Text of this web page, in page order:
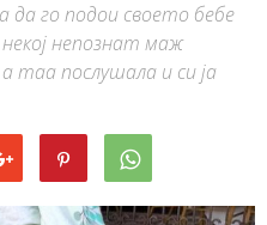
да го подои своето бебе
непознат маж
таа послушала и си ја